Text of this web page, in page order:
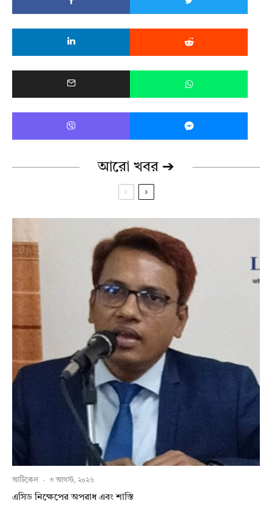
আরো খবর ➔
আর্টিকেল · ৩ আগস্ট, ২০২৬
এসিড নিক্ষেপের অপরাধ এবং শাস্তি